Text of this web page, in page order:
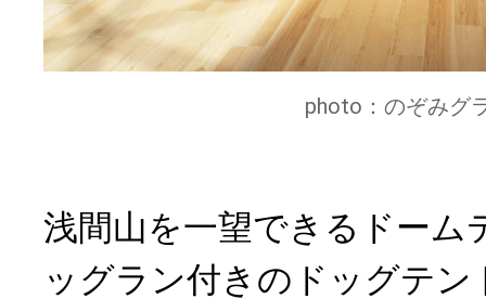
photo：のぞみグ
浅間山を一望できるドーム
ッグラン付きのドッグテ